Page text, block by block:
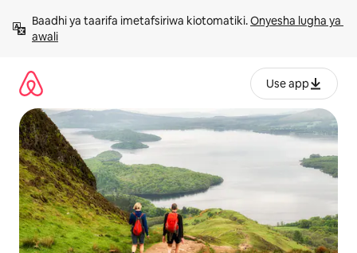
kwenda
kwenye
Baadhi ya taarifa imetafsiriwa kiotomatiki. Onyesha lugha ya
awali
Use app